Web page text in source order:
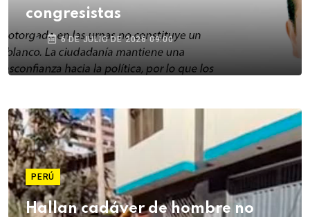
congresistas
6 DE JULIO DE 2026 09:00
PERÚ
Hallan cadáver de hombre no